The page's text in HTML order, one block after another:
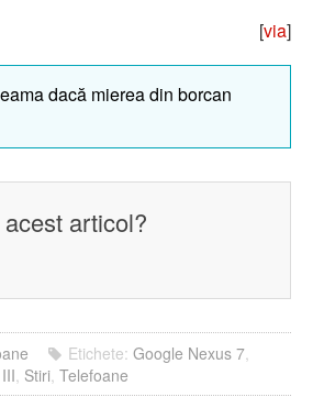
[via]
dacă mierea din borcan
articol?
Etichete: Google Nexus 7,
, Stiri, Telefoane